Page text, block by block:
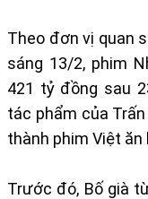
Theo đơn vị quan
sáng 13/2, phim
421 tỷ đồng sau
tác phẩm của
thành phim Việt
Trước đó, Bố già